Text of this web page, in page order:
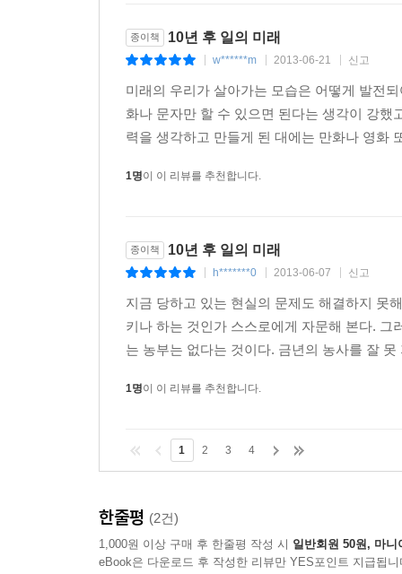
있을 것이다. 모든 사물이 인터넷으로 연결되는
데 용이해질 것이다. 그러나 개인의 사생활과
히스토리, 차량에 탑재된 GPS 정보검색 등을 통
가장 좋은 회사로 평가받을 것이다. 또, 기후변
것이다.
10년 후 업계지도를 바꿀 또 다른 트렌드는 인공
현재의 CCTV와 달리 이 새로운 기기는 학교폭력
것을 인지할 수도 있을 것이다. 단순히 숫자 계
튜링 컴퓨터는 군과 경찰 및 민간 보안업체의 여
등에서 일하는 경비원들의 상당수는 다른 일자리
해줄 것이다. 자연스럽게 대화하는 법을 배우면
것이다. 결국, 현재까지 인간이 해오던 단순 업무
사람에게 행운이 따를 것이다.
국제공인 정보시스템 감시사 등도 다루고 있다.
스마트 머신과 케마티카가 제조업의 퍄러다임을
종이책 10년 후 일의 미래
w******m 2013-06-21 신고
미래의 우리가 살아가는 모습은 어떻게 발전
화나 문자만 할 수 있으면 된다는 생각이 강
력을 생각하고 만들게 된 대에는 만화나 영화
1명이 이 리뷰를 추천합니다.
종이책 10년 후 일의 미래
h*******0 2013-06-07 신고
지금 당하고 있는 현실의 문제도 해결하지 못
키나 하는 것인가 스스로에게 자문해 본다.
는 농부는 없다는 것이다. 금년의 농사를 잘
1명이 이 리뷰를 추천합니다.
1 2 3 4
한줄평 (2건)
1,000원 이상 구매 후 한줄평 작성 시 일반회원 50원, 마니
eBook은 다운로드 후 작성한 리뷰만 YES포인트 지급됩니